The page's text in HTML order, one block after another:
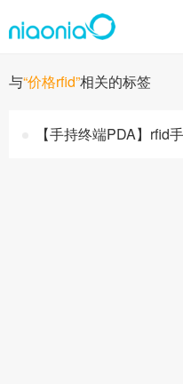
与“价格rfid”相关的标签
【手持终端PDA】rfid